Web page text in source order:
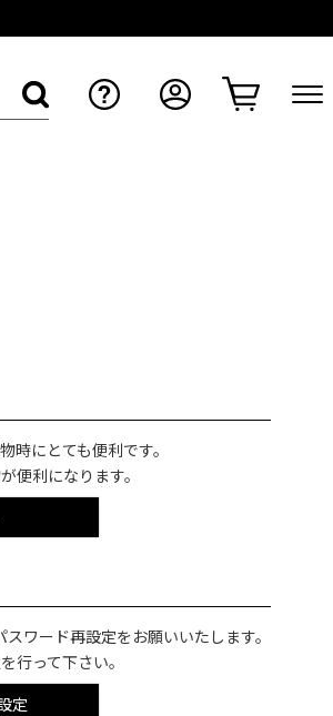
時にとても便利です。
便利になります。
ワード再設定をお願いいたします。
行って下さい。
定